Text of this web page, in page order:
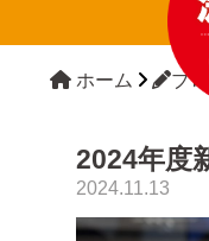
ホーム ブ
2024年度
2024.11.13